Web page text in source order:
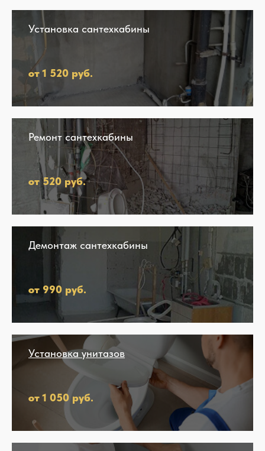
Установка сантехкабины
от 1 520 руб.
Ремонт сантехкабины
от 520 руб.
Демонтаж сантехкабины
от 990 руб.
Установка унитазов
от 1 050 руб.